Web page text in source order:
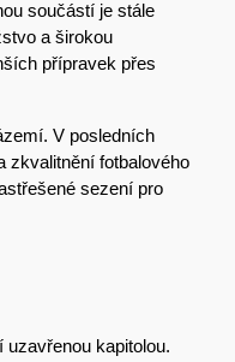
součástí je stále
a širokou
přípravek přes
V posledních
zkvalitnění fotbalového
sezení pro
uzavřenou kapitolou.